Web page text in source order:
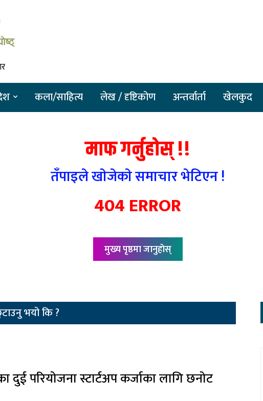
कला/साहित्य लेख / दृष्टिकोण अन्तर्वार्ता खेलकुद
माफ गर्नुहाेस् !!
तँपाइले खाेजेकाे समाचार भेटिएन !
404 ERROR
मुख्य पृष्ठमा जानुहाेस्
भयो कि ?
दुई परियोजना स्टार्टअप कर्जाका लागि छनोट